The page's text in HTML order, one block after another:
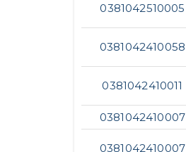
0381042510005
0381042410058
0381042410011
0381042410007
0381042410007